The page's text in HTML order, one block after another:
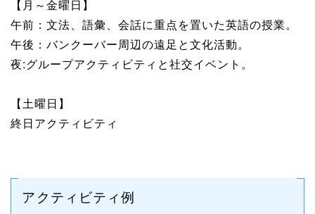
【月～金曜日】
午前：文法、語彙、会話に重点を置いた英語の授業。
午後：バンクーバー周辺の遠足と文化活動。
夜:グループアクティビティと社交イベント。
【土曜日】
終日アクティビティ
アクティビティ例